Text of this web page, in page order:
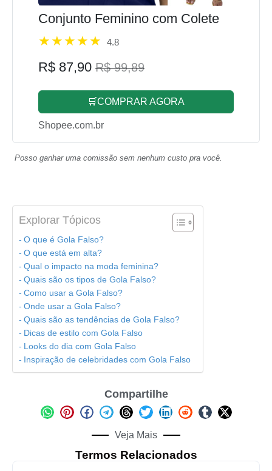
Conjunto Feminino com Colete
4.8
R$ 87,90 R$ 99,89
🛒COMPRAR AGORA
Shopee.com.br
Posso ganhar uma comissão sem nenhum custo pra você.
Explorar Tópicos
O que é Gola Falso?
O que está em alta?
Qual o impacto na moda feminina?
Quais são os tipos de Gola Falso?
Como usar a Gola Falso?
Onde usar a Gola Falso?
Quais são as tendências de Gola Falso?
Dicas de estilo com Gola Falso
Looks do dia com Gola Falso
Inspiração de celebridades com Gola Falso
Compartilhe
Veja Mais
Termos Relacionados